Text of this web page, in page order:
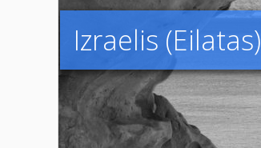
Izraelis (Eilatas)